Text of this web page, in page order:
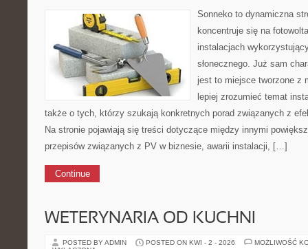
Sonneko to dynamiczna
koncentruje się na
instalacjach
słonecznego. Już sam
jest to miejsce tworzone z
lepiej zrozumieć temat
także o tych, którzy szukają konkretnych porad związanych z
Na stronie pojawiają się treści dotyczące między innymi
przepisów związanych z PV w biznesie, awarii instalacji, […]
Continue
WETERYNARIA OD KUCHNI
POSTED BY ADMIN POSTED ON KWI - 2 - 2026
MOŻLIWOŚĆ